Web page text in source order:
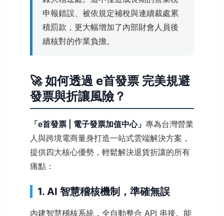
申報錯誤、被依規定補稅與連續裁處累
積罰款，更大幅增加了內部財會人員後
續核對的作業負擔。
🚀 如何透過 e首發票 完美規避
發票與折讓風險？
「e首發票 | 電子發票加值中心」 專為台灣營業
人與跨境電商量身打造一站式雲端解決方案，
提供四大核心優勢，輕鬆解決退貨折讓的所有
痛點：
1. AI 智慧稽核機制，準確無誤
內建智慧稽核系統，全自動整合 API 串接。能